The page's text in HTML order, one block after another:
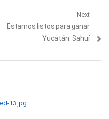
Next
Next
Estamos listos para ganar
Yucatán: Sahuí